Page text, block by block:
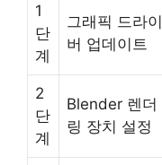
1
단
계
그래픽 드라이
버 업데이트
2
단
계
Blender 렌더
링 장치 설정